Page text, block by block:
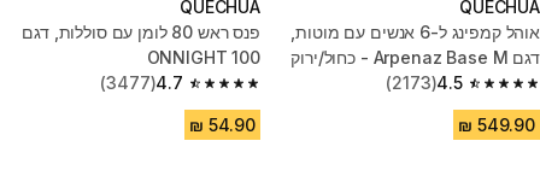
QUECHUA
אוהל קמפינג ל-6 אנשים עם מוטות,
דגם Arpenaz Base M - כחול/ירוק
4.5
4.5 out of 5 stars from 2173 reviews
(2173)
QUECHUA
פנס ראש 80 לומן עם סוללות, דגם
ONNIGHT 100
4.7
4.7 out of 5 stars from 3477 reviews
(3477)